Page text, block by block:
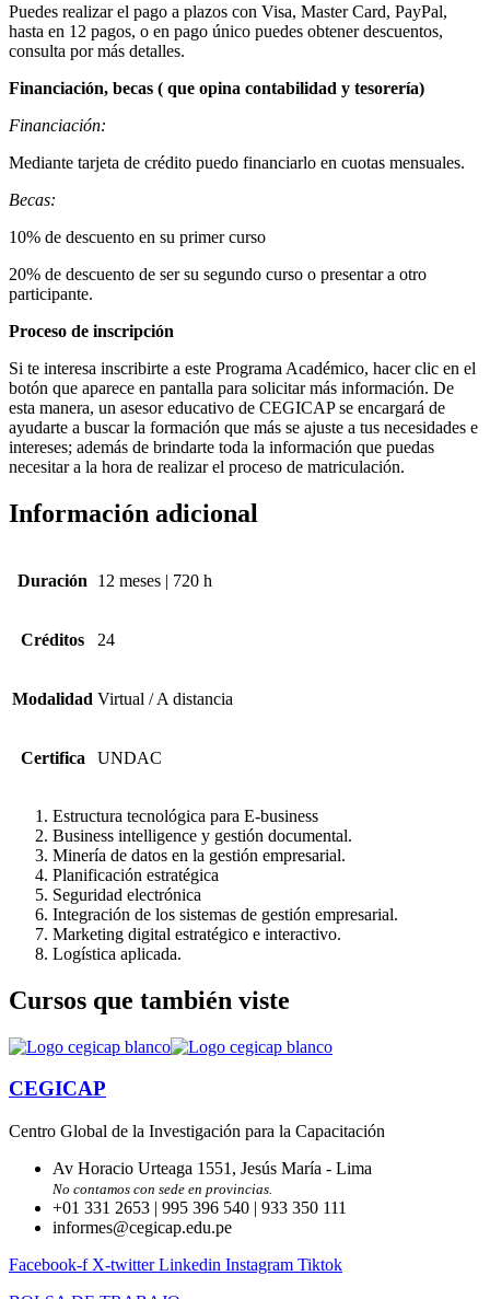
Puedes realizar el pago a plazos con Visa, Master Card, PayPal,
hasta en 12 pagos, o en pago único puedes obtener descuentos,
consulta por más detalles.
Financiación, becas ( que opina contabilidad y tesorería)
Financiación:
Mediante tarjeta de crédito puedo financiarlo en cuotas mensuales.
Becas:
10% de descuento en su primer curso
20% de descuento de ser su segundo curso o presentar a otro
participante.
Proceso de inscripción
Si te interesa inscribirte a este Programa Académico, hacer clic en el
botón que aparece en pantalla para solicitar más información. De
esta manera, un asesor educativo de CEGICAP se encargará de
ayudarte a buscar la formación que más se ajuste a tus necesidades e
intereses; además de brindarte toda la información que puedas
necesitar a la hora de realizar el proceso de matriculación.
Información adicional
Duración 12 meses | 720 h
Créditos 24
Modalidad Virtual / A distancia
Certifica UNDAC
Estructura tecnológica para E-business
Business intelligence y gestión documental.
Minería de datos en la gestión empresarial.
Planificación estratégica
Seguridad electrónica
Integración de los sistemas de gestión empresarial.
Marketing digital estratégico e interactivo.
Logística aplicada.
Cursos que también viste
CEGICAP
Centro Global de la Investigación para la Capacitación
Av Horacio Urteaga 1551, Jesús María - Lima
No contamos con sede en provincias.
+01 331 2653 | 995 396 540 | 933 350 111
informes@cegicap.edu.pe
Facebook-f X-twitter Linkedin Instagram Tiktok